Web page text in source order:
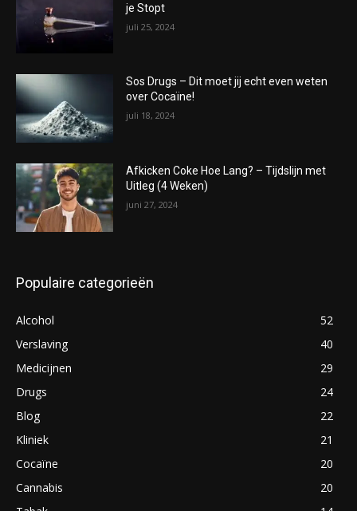
je Stopt
juli 25, 2024
Sos Drugs – Dit moet jij echt even weten
over Cocaïne!
juli 18, 2024
Afkicken Coke Hoe Lang? – Tijdslijn met
Uitleg (4 Weken)
juni 27, 2024
Populaire categorieën
Alcohol
52
Verslaving
40
Medicijnen
29
Drugs
24
Blog
22
Kliniek
21
Cocaïne
20
Cannabis
20